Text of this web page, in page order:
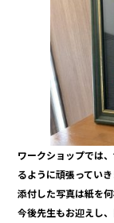
b
o
o
k
ワークショップでは
るように頑張っていき
添付した写真は紙を
今後先生もお迎えし